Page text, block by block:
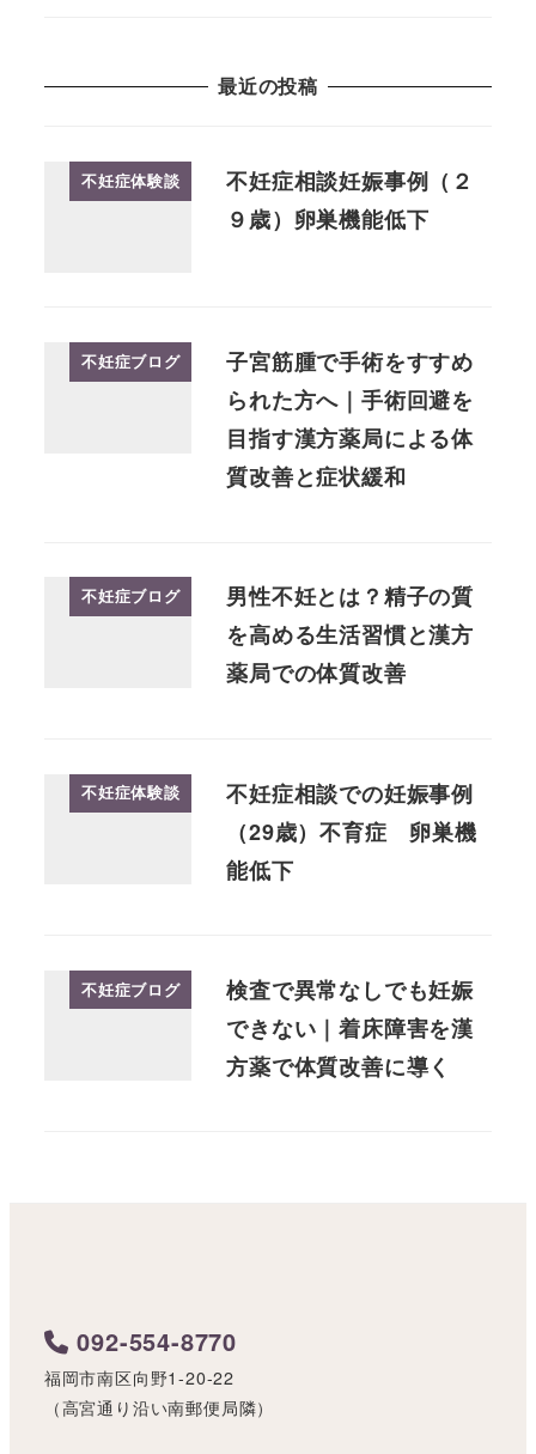
最近の投稿
不妊症体験談
不妊症相談妊娠事例（２
９歳）卵巣機能低下
不妊症ブログ
子宮筋腫で手術をすすめ
られた方へ｜手術回避を
目指す漢方薬局による体
質改善と症状緩和
不妊症ブログ
男性不妊とは？精子の質
を高める生活習慣と漢方
薬局での体質改善
不妊症体験談
不妊症相談での妊娠事例
（29歳）不育症 卵巣機
能低下
不妊症ブログ
検査で異常なしでも妊娠
できない｜着床障害を漢
方薬で体質改善に導く
092-554-8770
福岡市南区向野1-20-22
（高宮通り沿い南郵便局隣）